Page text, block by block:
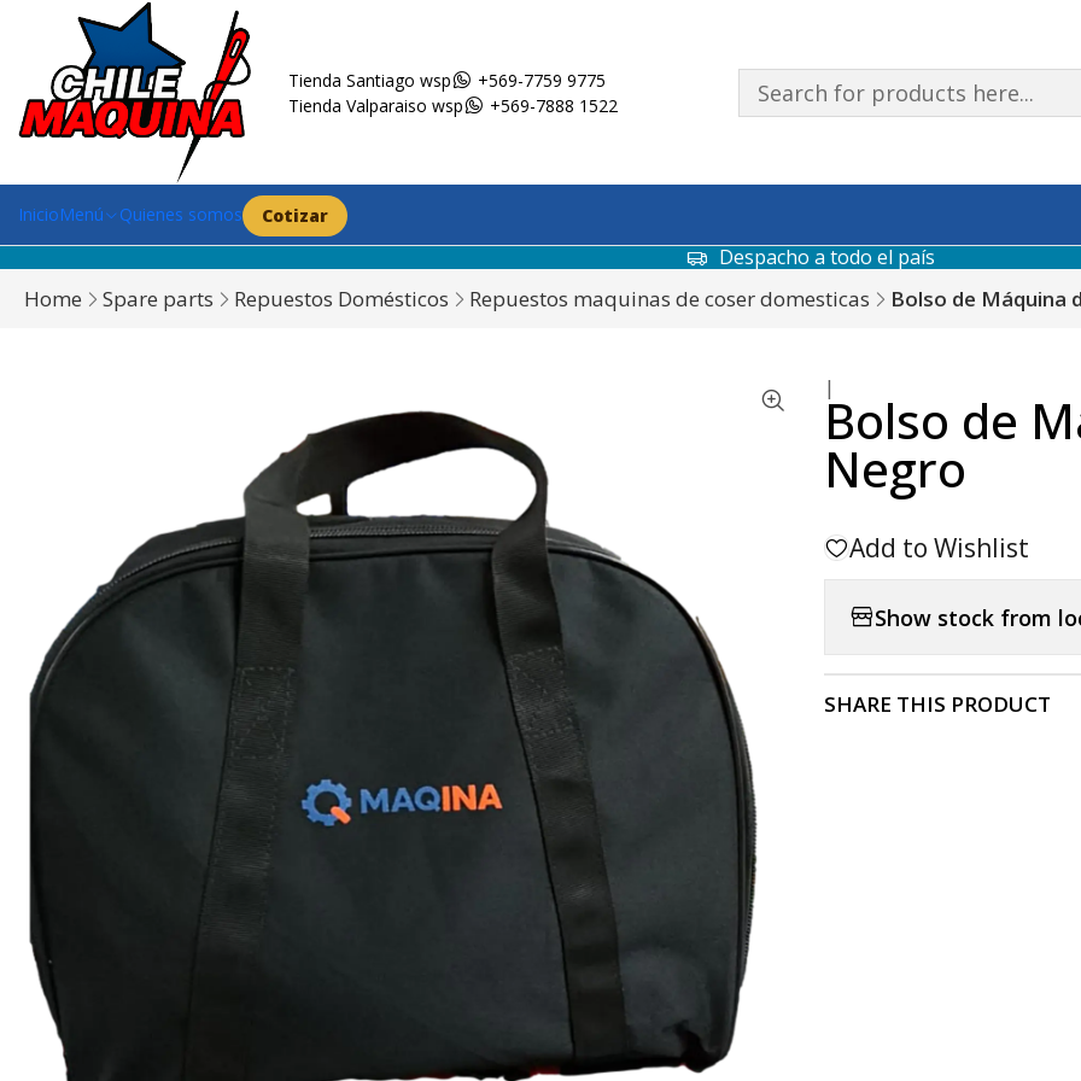
Tienda Santiago wsp
+569-7759 9775
Tienda Valparaiso wsp
+569-7888 1522
InicioMenú Quienes somos Cotizar
Despacho a todo el país
Home Spare parts Repuestos Domésticos Repuestos maquinas de coser domesticas Bolso de Máquina
|
Bolso de
Negro
Add to Wishlist
Show stock from
SHARE THIS PRODUCT